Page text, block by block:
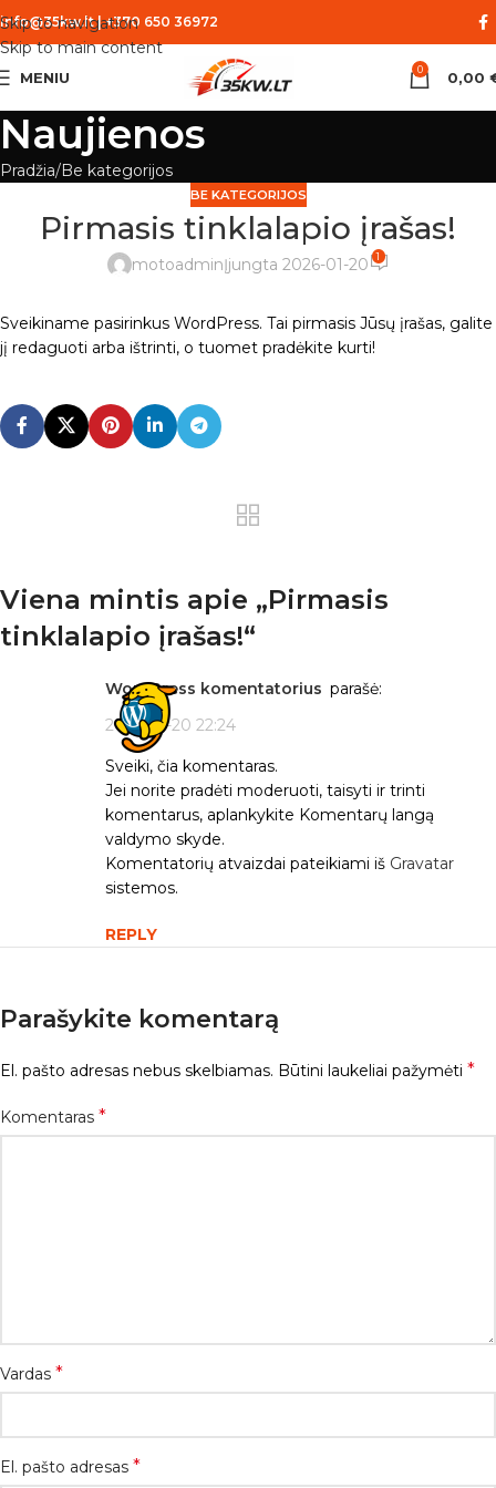
Skip to navigation
Skip to main content
info@35kw.lt|+370 650 36972
MENIU 0 0,00
Naujienos
Pradžia Be kategorijos
BE KATEGORIJOS
Pirmasis tinklalapio įrašas!
motoadminĮjungta 2026-01-20 1
Sveikiname pasirinkus WordPress. Tai pirmasis Jūsų įrašas, galite
jį redaguoti arba ištrinti, o tuomet pradėkite kurti!
Viena mintis apie „Pirmasis
tinklalapio įrašas!“
WordPress komentatorius parašė:
2026-01-20 22:24
Sveiki, čia komentaras.
Jei norite pradėti moderuoti, taisyti ir trinti
komentarus, aplankykite Komentarų langą
valdymo skyde.
Komentatorių atvaizdai pateikiami iš Gravatar
sistemos.
REPLY
Parašykite komentarą
El. pašto adresas nebus skelbiamas. Būtini laukeliai pažymėti *
Komentaras *
Vardas *
El. pašto adresas *